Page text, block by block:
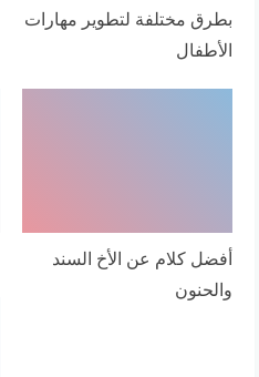
بطرق مختلفة لتطوير مهارات
الأطفال
أفضل كلام عن الأخ السند
والحنون